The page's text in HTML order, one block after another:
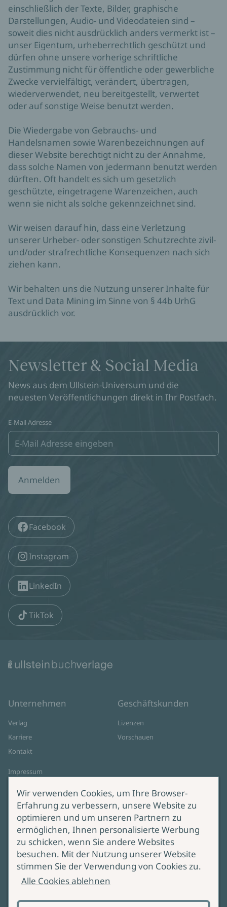
einschließlich der Texte, Bilder, graphische
Darstellungen, Audio- und Videodateien sind –
soweit dies nicht ausdrücklich anders vermerkt ist –
unser Eigentum, urheberrechtlich geschützt und
dürfen ohne unsere vorherige schriftliche
Zustimmung nicht für öffentliche oder gewerbliche
Zwecke vervielfältigt, verändert, übertragen,
wiederverwendet, neu bereitgestellt, verwertet
oder auf sonstige Weise benutzt werden.
Die Wiedergabe von Gebrauchs- und
Handelsnamen sowie Warenbezeichnungen auf
dieser Website berechtigt nicht zu der Annahme,
dass solche Namen von jedermann benutzt werden
dürften. Oft handelt es sich um gesetzlich
geschützte, eingetragene Warenzeichen, auch
wenn sie nicht als solche gekennzeichnet sind.
Wir weisen darauf hin, dass eine Verletzung
unserer Urheber- oder sonstigen Schutzrechte zivil-
und/oder strafrechtliche Konsequenzen nach sich
ziehen kann.
Wir behalten uns die Nutzung unserer Inhalte für
Text und Data Mining im Sinne von § 44b UrhG
ausdrücklich vor.
Newsletter & Social Media
News aus dem Ullstein-Universum und die
neuesten Veröffentlichungen direkt in Ihr Postfach.
E-Mail Adresse
Anmelden
Facebook
Instagram
LinkedIn
TikTok
Unternehmen
Verlag
Karriere
Kontakt
Impressum
Cookie-Einstellungen
AGB Online Shop
Geschäftskunden
Lizenzen
Vorschauen
Service
Lieferung & Versand
Produktsicherheit
Bei Fragen zur Produktsicherheit
wenden Sie sich bitte an
Wir verwenden Cookies, um Ihre Browser-
Erfahrung zu verbessern, unsere Website zu
optimieren und um unseren Partnern zu
ermöglichen, Ihnen personalisierte Werbung
zu schicken, wenn Sie andere Websites
besuchen. Mit der Nutzung unserer Website
stimmen Sie der Verwendung von Cookies zu.
Alle Cookies ablehnen